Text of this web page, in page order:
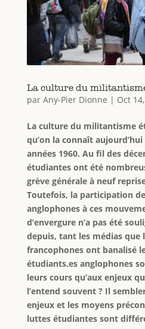
La culture du
par Any-Pier Dionne | Oct
La culture du militantisme
qu’on la connaît
années 1960. Au fil des
étudiantes ont été
grève générale à neuf
Toutefois, la participation
anglophones à ces
d’envergure n’a pas été
depuis, tant les médias que
francophones ont banalisé
étudiants.es anglophones
leurs cours qu’aux enjeux
l’entend souvent ? Il
enjeux et les moyens
luttes étudiantes sont